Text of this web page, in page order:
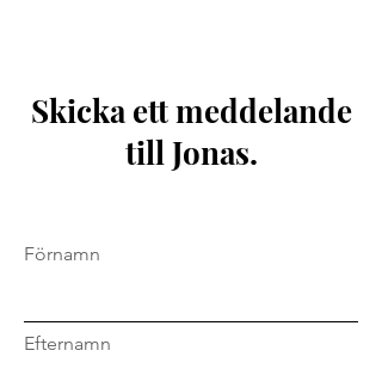
Skicka ett meddelande
till Jonas.
Förnamn
Efternamn